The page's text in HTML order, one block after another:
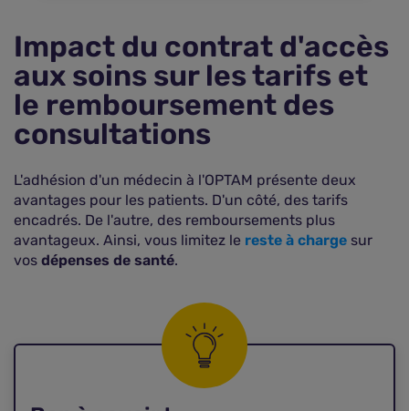
Impact du contrat d'accès
aux soins sur les tarifs et
le remboursement des
consultations
L'adhésion d'un médecin à l'OPTAM présente deux
avantages pour les patients. D'un côté, des tarifs
encadrés. De l'autre, des remboursements plus
avantageux. Ainsi, vous limitez le reste à charge sur
vos dépenses de santé.